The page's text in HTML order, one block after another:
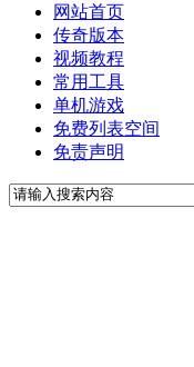
网站首页
传奇版本
视频教程
常用工具
单机游戏
免费列表空间
免责声明